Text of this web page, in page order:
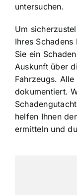
untersuchen.
Um
Ihres
Sie ein
Auskunft über
Fahrzeugs.
dokumentiert.
helfen Ihnen
ermitteln und